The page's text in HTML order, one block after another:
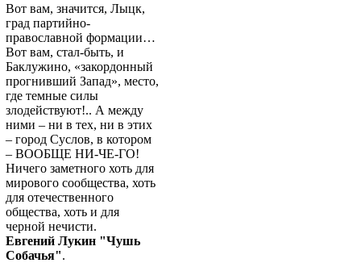
Вот вам, значится, Лыцк,
град партийно-
православной формации…
Вот вам, стал-быть, и
Баклужино, «закордонный
прогнивший Запад», место,
где темные силы
злодействуют!.. А между
ними – ни в тех, ни в этих
– город Суслов, в котором
– ВООБЩЕ НИ-ЧЕ-ГО!
Ничего заметного хоть для
мирового сообщества, хоть
для отечественного
общества, хоть и для
черной нечисти.
Евгений Лукин "Чушь
Собачья".